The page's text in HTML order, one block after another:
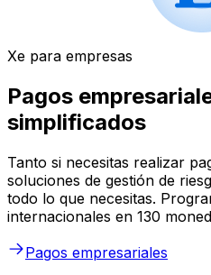
Xe para empresas
Pagos
simplificados
Tanto si necesitas realizar
soluciones de gestión de
todo lo que necesitas.
internacionales en 130
Pagos empresariales